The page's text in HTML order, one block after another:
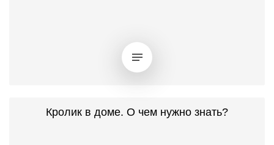
Кролик в доме. О чем нужно знать?